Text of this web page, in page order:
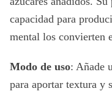
capacidad para
mental los convierten
Modo de uso: Añade
para aportar textura y